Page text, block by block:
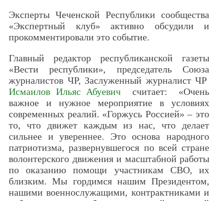
Эксперты Чеченской Республики сообщества
«Экспертный клуб» активно обсудили и
прокомментировали это событие.
Главный редактор республиканской газеты
«Вести республики», председатель Союза
журналистов ЧР, Заслуженный журналист ЧР
Исмаилов Ильяс Абуевич считает: «Очень
важное и нужное мероприятие в условиях
современных реалий. «Горжусь Россией» – это
то, что движет каждым из нас, что делает
сильнее и увереннее. Это основа народного
патриотизма, развернувшегося по всей стране
волонтерского движения и масштабной работы
по оказанию помощи участникам СВО, их
близким. Мы гордимся нашим Президентом,
нашими военнослужащими, контрактниками и